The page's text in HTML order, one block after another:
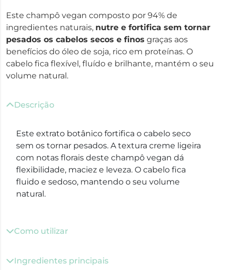
Este champô vegan composto por 94% de
ingredientes naturais, nutre e fortifica sem tornar
pesados os cabelos secos e finos graças aos
benefícios do óleo de soja, rico em proteínas. O
cabelo fica flexível, fluído e brilhante, mantém o seu
volume natural.
Descrição
Este extrato botânico fortifica o cabelo seco
sem os tornar pesados. A textura creme ligeira
com notas florais deste champô vegan dá
flexibilidade, maciez e leveza. O cabelo fica
fluido e sedoso, mantendo o seu volume
natural.
Como utilizar
Ingredientes principais